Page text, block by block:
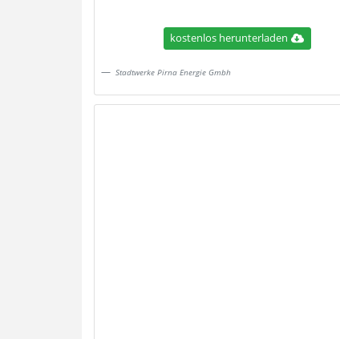
kostenlos herunterladen
Stadtwerke Pirna Energie Gmbh